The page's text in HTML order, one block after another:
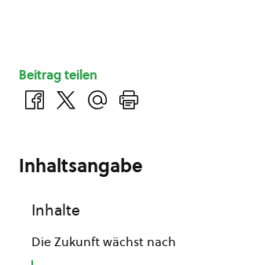
Beitrag teilen
Inhaltsangabe
Inhalte
Die Zukunft wächst nach